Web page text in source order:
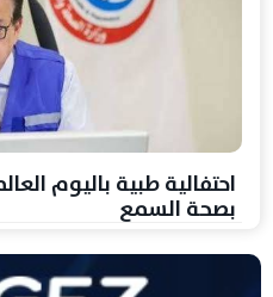
احتفالية طبية باليوم
بصحة السمع